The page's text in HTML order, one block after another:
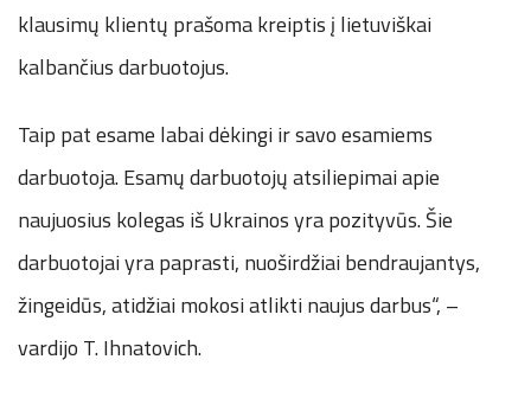
klausimų klientų prašoma kreiptis į lietuviškai
kalbančius darbuotojus.
Taip pat esame labai dėkingi ir savo esamiems
darbuotoja. Esamų darbuotojų atsiliepimai apie
naujuosius kolegas iš Ukrainos yra pozityvūs. Šie
darbuotojai yra paprasti, nuoširdžiai bendraujantys,
žingeidūs, atidžiai mokosi atlikti naujus darbus“, –
vardijo T. Ihnatovich.